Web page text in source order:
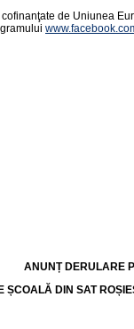
de Uniunea
ANUNȚ DERULARE
ȘCOALĂ DIN SAT